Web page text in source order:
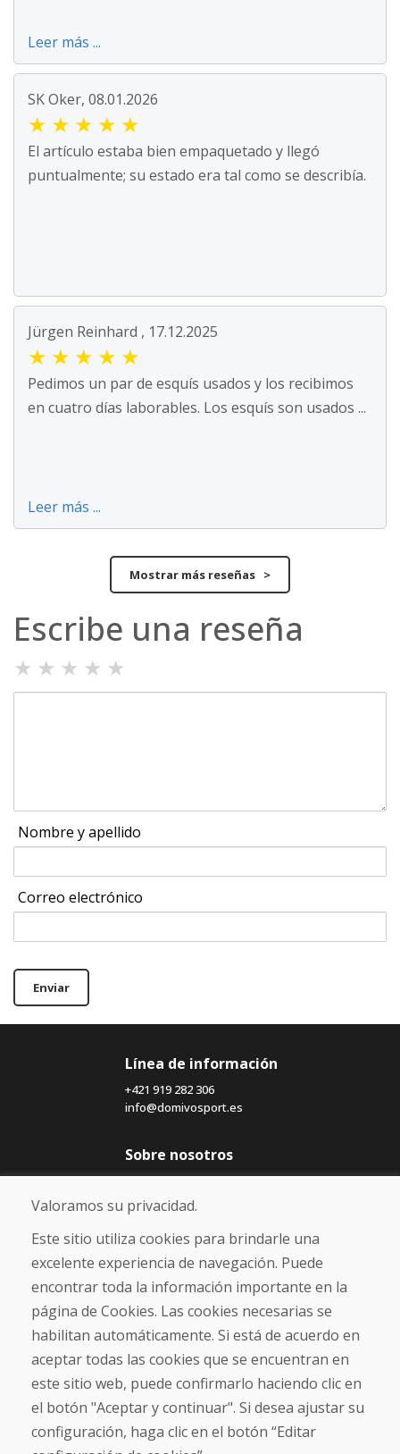
Leer más ...
SK Oker, 08.01.2026
★ ★ ★ ★ ★
El artículo estaba bien empaquetado y llegó
puntualmente; su estado era tal como se describía.
Jürgen Reinhard , 17.12.2025
★ ★ ★ ★ ★
Pedimos un par de esquís usados y los recibimos
en cuatro días laborables. Los esquís son usados ...
Leer más ...
Mostrar más reseñas >
Escribe una reseña
★ ★ ★ ★ ★
Nombre y apellido
Correo electrónico
Enviar
Línea de información
+421 919 282 306
info@domivosport.es
Sobre nosotros
Blog
Sobre nosotros
Comercio
Contacto
Compra
Tienda electrónica
Envío y pago
NORMAS DE RECLAMACIÓN
Devolución y cambio de mercancías
Política de privacidad
Cookies
Valoramos su privacidad.
Este sitio utiliza cookies para brindarle una
excelente experiencia de navegación. Puede
encontrar toda la información importante en la
página de Cookies. Las cookies necesarias se
habilitan automáticamente. Si está de acuerdo en
aceptar todas las cookies que se encuentran en
este sitio web, puede confirmarlo haciendo clic en
el botón "Aceptar y continuar". Si desea ajustar su
configuración, haga clic en el botón “Editar